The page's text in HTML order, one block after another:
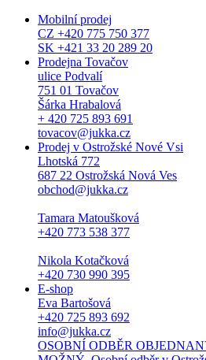
Mobilní prodej
CZ +420 775 750 377
SK +421 33 20 289 20
Prodejna Tovačov
ulice Podvalí
751 01 Tovačov
Šárka Hrabalová
+ 420 725 893 691
tovacov@jukka.cz
Prodej v Ostrožské Nové Vsi
Lhotská 772
687 22 Ostrožská Nová Ves
obchod@jukka.cz
Tamara Matoušková
+420 773 538 377
Nikola Kotačková
+420 730 990 395
E-shop
Eva Bartošová
+420 725 893 692
info@jukka.cz
OSOBNÍ ODBĚR